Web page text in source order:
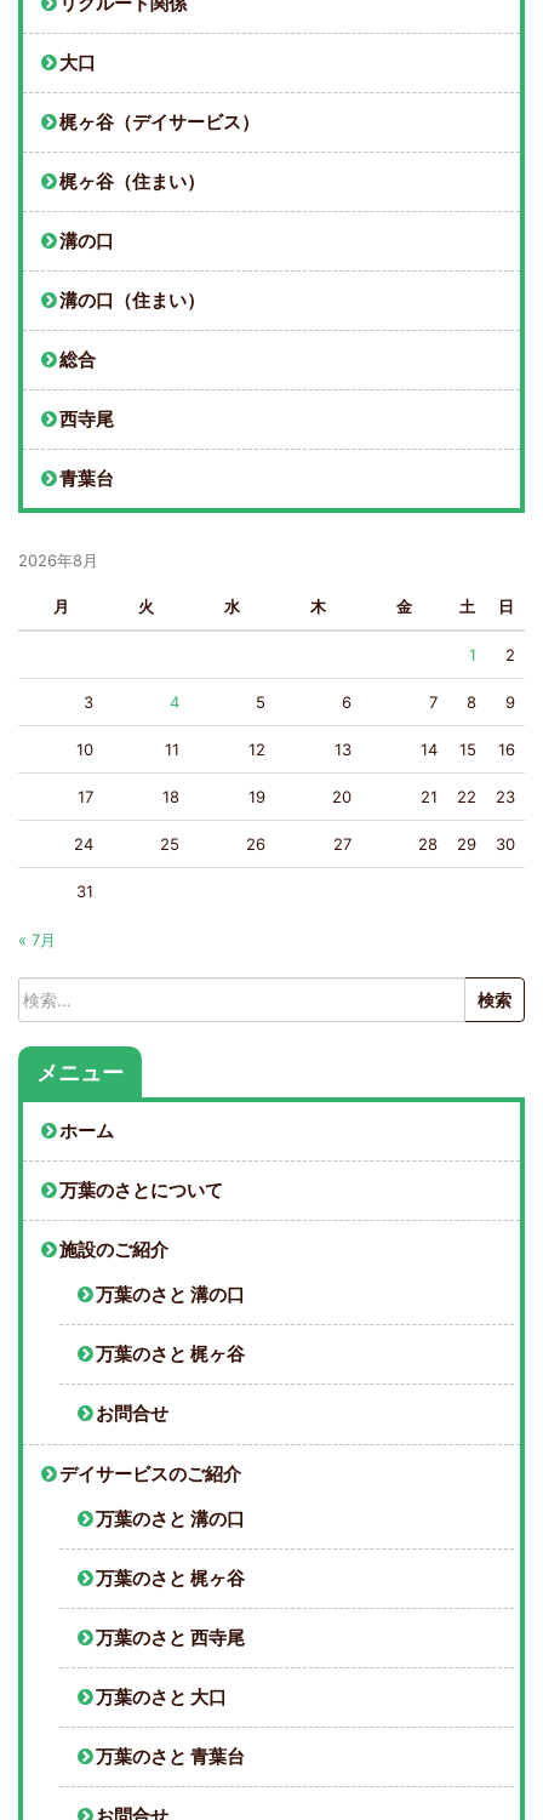
大口
梶ヶ谷（デイサービス）
梶ヶ谷（住まい）
溝の口
溝の口（住まい）
総合
西寺尾
青葉台
2026年8月
月 火 水 木 金 土 日
1 2
3 4 5 6 7 8 9
10 11 12 13 14 15 16
17 18 19 20 21 22 23
24 25 26 27 28 29 30
31
« 7月
検
索:
メニュー
ホーム
万葉のさとについて
施設のご紹介
万葉のさと 溝の口
万葉のさと 梶ヶ谷
お問合せ
デイサービスのご紹介
万葉のさと 溝の口
万葉のさと 梶ヶ谷
万葉のさと 西寺尾
万葉のさと 大口
万葉のさと 青葉台
お問合せ